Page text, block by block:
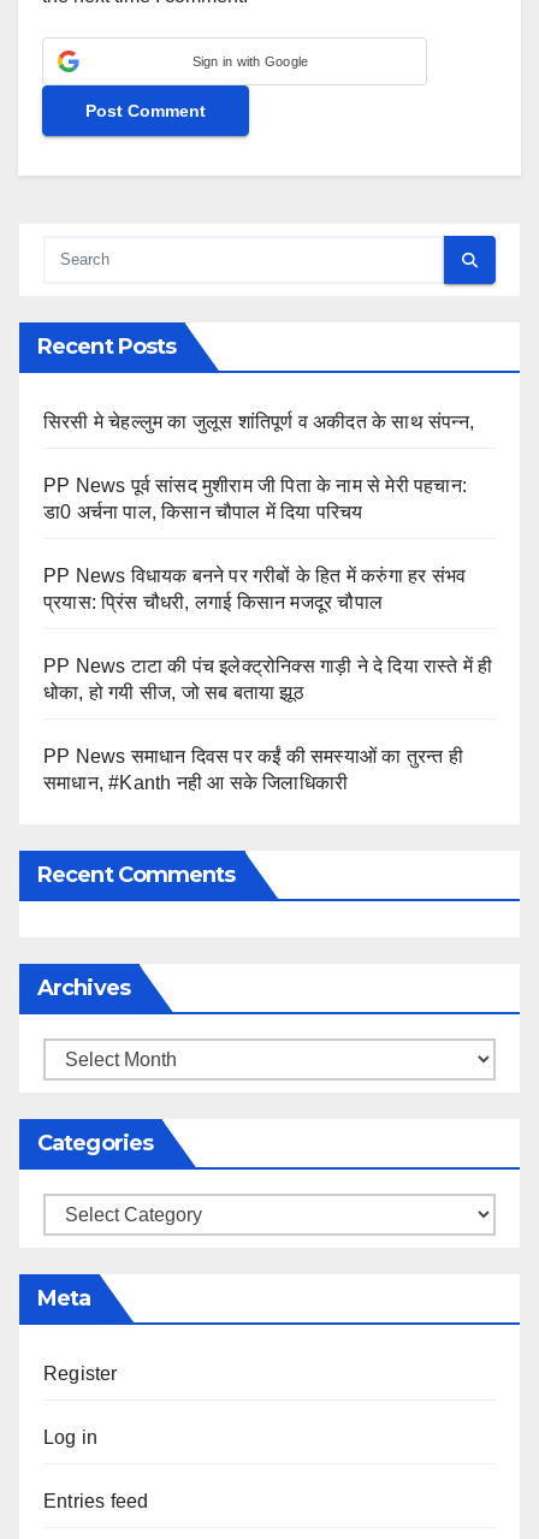
Sign in with Google
Recent Posts
सिरसी मे चेहल्लुम का जुलूस शांतिपूर्ण व अकीदत के साथ संपन्न,
PP News पूर्व सांसद मुशीराम जी पिता के नाम से मेरी पहचान:
डा0 अर्चना पाल, किसान चौपाल में दिया परिचय
PP News विधायक बनने पर गरीबों के हित में करुंगा हर संभव
प्रयास: प्रिंस चौधरी, लगाई किसान मजदूर चौपाल
PP News टाटा की पंच इलेक्ट्रोनिक्स गाड़ी ने दे दिया रास्ते में ही
धोका, हो गयी सीज, जो सब बताया झूठ
PP News समाधान दिवस पर कईं की समस्याओं का तुरन्त ही
समाधान, #Kanth नही आ सके जिलाधिकारी
Recent Comments
Archives
Archives
Categories
Categories
Meta
Register
Log in
Entries feed